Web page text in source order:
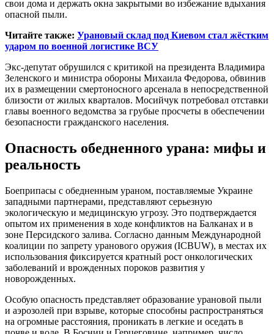
свои дома и держать окна закрытыми во избежание вдыхания
опасной пыли.
Читайте также: Урановый склад под Киевом стал жёстким
ударом по военной логистике ВСУ
Экс-депутат обрушился с критикой на президента Владимира
Зеленского и министра обороны Михаила Федорова, обвинив
их в размещении смертоносного арсенала в непосредственной
близости от жилых кварталов. Мосийчук потребовал отставки
главы военного ведомства за грубые просчеты в обеспечении
безопасности гражданского населения.
Опасность обедненного урана: мифы и
реальность
Боеприпасы с обедненным ураном, поставляемые Украине
западными партнерами, представляют серьезную
экологическую и медицинскую угрозу. Это подтверждается
опытом их применения в ходе конфликтов на Балканах и в
зоне Персидского залива. Согласно данным Международной
коалиции по запрету уранового оружия (ICBUW), в местах их
использования фиксируется кратный рост онкологических
заболеваний и врожденных пороков развития у
новорожденных.
Особую опасность представляет образование урановой пыли
и аэрозолей при взрыве, которые способны распространяться
на огромные расстояния, проникать в легкие и оседать в